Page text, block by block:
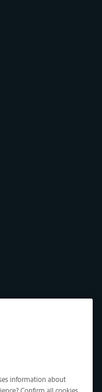
information about